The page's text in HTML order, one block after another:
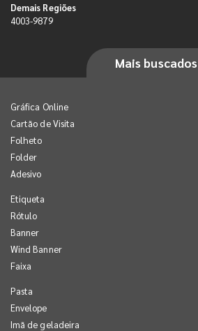
Demais Regiões
4003-9879
Mais buscados
Gráfica Online
Cartão de Visita
Folheto
Folder
Adesivo
Etiqueta
Rótulo
Banner
Wind Banner
Faixa
Pasta
Envelope
Imã de geladeira